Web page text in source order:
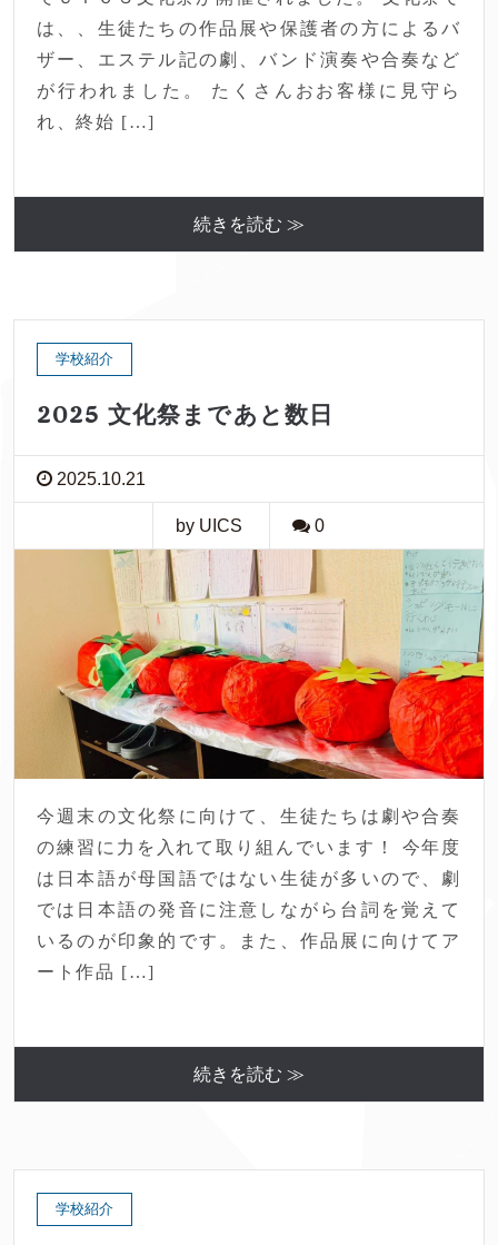
は、、生徒たちの作品展や保護者の方によるバ
ザー、エステル記の劇、バンド演奏や合奏など
が行われました。 たくさんおお客様に見守ら
れ、終始 […]
続きを読む ≫
学校紹介
2025 文化祭まであと数日
2025.10.21
by UICS 0
今週末の文化祭に向けて、生徒たちは劇や合奏
の練習に力を入れて取り組んでいます！ 今年度
は日本語が母国語ではない生徒が多いので、劇
では日本語の発音に注意しながら台詞を覚えて
いるのが印象的です。また、作品展に向けてア
ート作品 […]
続きを読む ≫
学校紹介